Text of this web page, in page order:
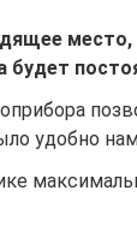
будет
удобно